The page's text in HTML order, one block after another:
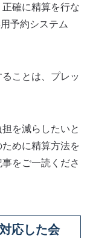
確に精算を行な
予約システム
ことは、プレッ
を減らしたいと
めに精算方法を
をご一読くださ
応した会